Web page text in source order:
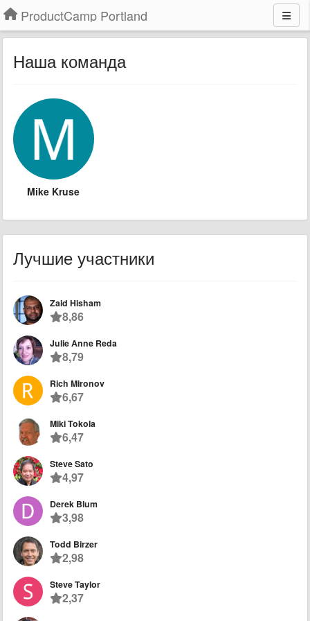
ProductCamp Portland
Наша команда
Mike Kruse
Лучшие участники
Zaid Hisham
8,86
Julie Anne Reda
8,79
Rich Mironov
6,67
Miki Tokola
6,47
Steve Sato
4,97
Derek Blum
3,98
Todd Birzer
2,98
Steve Taylor
2,37